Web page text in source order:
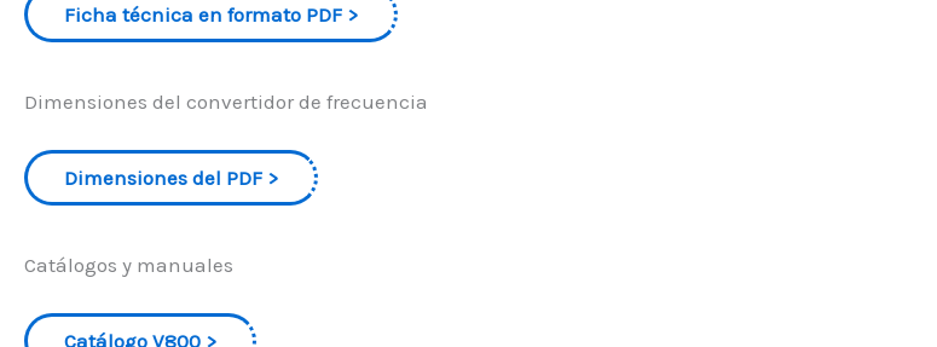
Ficha técnica en formato PDF
Dimensiones del convertidor de frecuencia
Dimensiones del PDF
Catálogos y manuales
Catálogo V800